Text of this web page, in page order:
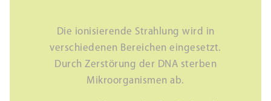
Die ionisierende Strahlung wird in
verschiedenen Bereichen eingesetzt.
Durch Zerstörung der DNA sterben
Mikroorganismen ab.